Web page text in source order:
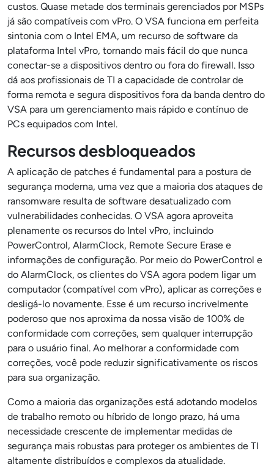
custos. Quase metade dos terminais gerenciados por MSPs
já são compatíveis com vPro. O VSA funciona em perfeita
sintonia com o Intel EMA, um recurso de software da
plataforma Intel vPro, tornando mais fácil do que nunca
conectar-se a dispositivos dentro ou fora do firewall. Isso
dá aos profissionais de TI a capacidade de controlar de
forma remota e segura dispositivos fora da banda dentro do
VSA para um gerenciamento mais rápido e contínuo de
PCs equipados com Intel.
Recursos desbloqueados
A aplicação de patches é fundamental para a postura de
segurança moderna, uma vez que a maioria dos ataques de
ransomware resulta de software desatualizado com
vulnerabilidades conhecidas. O VSA agora aproveita
plenamente os recursos do Intel vPro, incluindo
PowerControl, AlarmClock, Remote Secure Erase e
informações de configuração. Por meio do PowerControl e
do AlarmClock, os clientes do VSA agora podem ligar um
computador (compatível com vPro), aplicar as correções e
desligá-lo novamente. Esse é um recurso incrivelmente
poderoso que nos aproxima da nossa visão de 100% de
conformidade com correções, sem qualquer interrupção
para o usuário final. Ao melhorar a conformidade com
correções, você pode reduzir significativamente os riscos
para sua organização.
Como a maioria das organizações está adotando modelos
de trabalho remoto ou híbrido de longo prazo, há uma
necessidade crescente de implementar medidas de
segurança mais robustas para proteger os ambientes de TI
altamente distribuídos e complexos da atualidade.